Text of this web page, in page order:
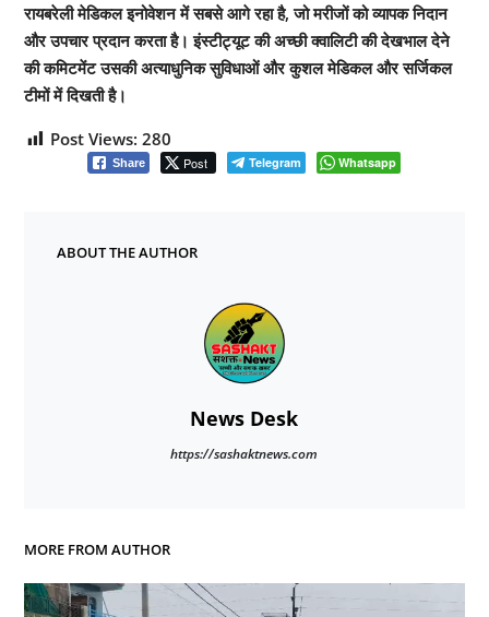
रायबरेली मेडिकल इनोवेशन में सबसे आगे रहा है, जो मरीजों को व्यापक निदान
और उपचार प्रदान करता है। इंस्टीट्यूट की अच्छी क्वालिटी की देखभाल देने
की कमिटमेंट उसकी अत्याधुनिक सुविधाओं और कुशल मेडिकल और सर्जिकल
टीमों में दिखती है।
Post Views: 280
Share Post Telegram Whatsapp
ABOUT THE AUTHOR
News Desk
https://sashaktnews.com
MORE FROM AUTHOR